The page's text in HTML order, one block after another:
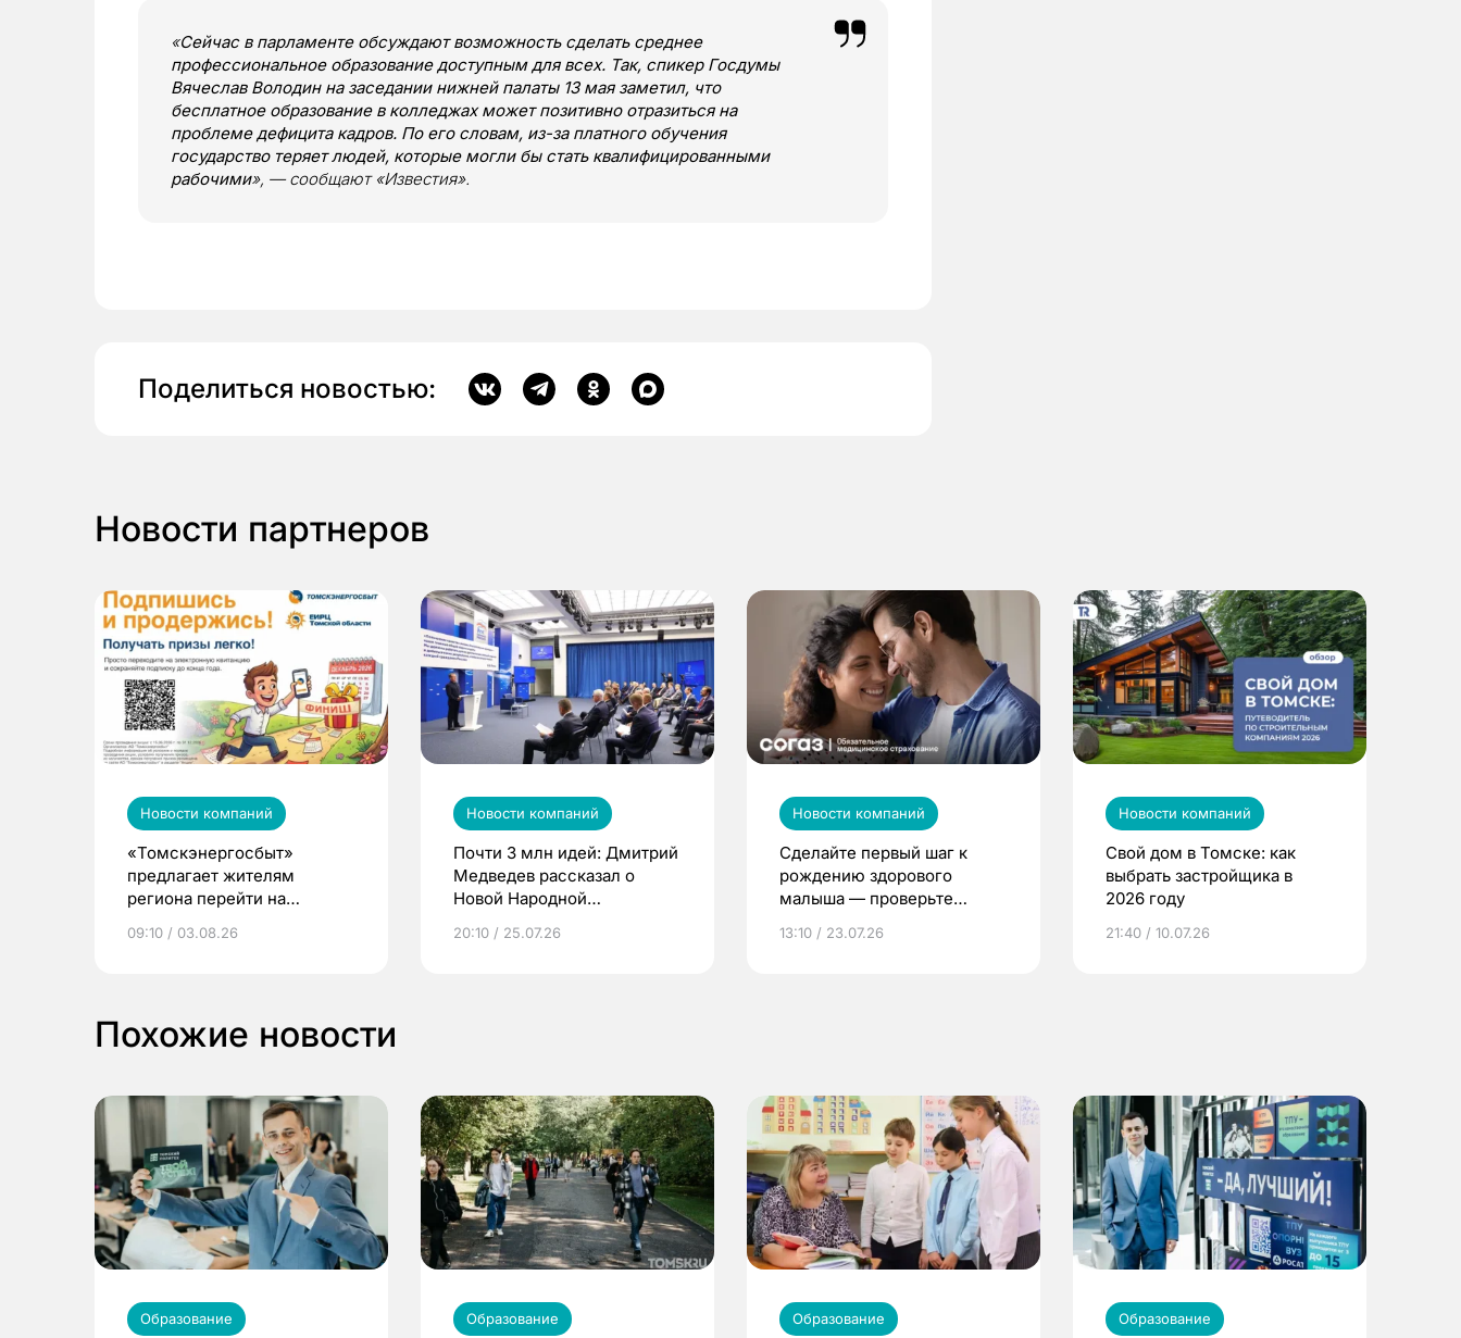
«Сейчас в парламенте обсуждают возможность сделать среднее
профессиональное образование доступным для всех. Так, спикер Госдумы
Вячеслав Володин на заседании нижней палаты 13 мая заметил, что
бесплатное образование в колледжах может позитивно отразиться на
проблеме дефицита кадров. По его словам, из-за платного обучения
государство теряет людей, которые могли бы стать квалифицированными
рабочими», — сообщают «Известия».
Поделиться новостью:
Новости партнеров
Новости компаний
«Томскэнергосбыт»
предлагает жителям
региона перейти на
выиграть призы
09:10 / 03.08.26
Новости компаний
Почти 3 млн идей: Дмитрий
Медведев рассказал о
Новой Народной
20:10 / 25.07.26
Новости компаний
Сделайте первый шаг к
рождению здорового
малыша — проверьте
по ОМС!
13:10 / 23.07.26
Новости компаний
Свой дом в Томске: как
выбрать застройщика в
2026 году
21:40 / 10.07.26
Похожие новости
Образование Образование Образование Образование